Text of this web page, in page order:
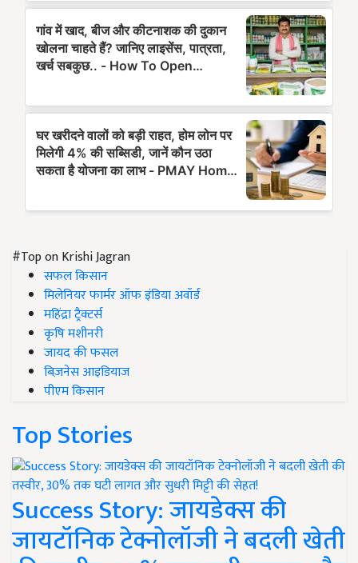
#Top on Krishi Jagran
सफल किसान
मिलेनियर फार्मर ऑफ इंडिया अवॉर्ड
महिंद्रा ट्रैक्टर्स
कृषि मशीनरी
जायद की फसल
बिज़नेस आइडियाज
पीएम किसान
Top Stories
Success Story: जायडेक्स की
जायटॉनिक टेक्नोलॉजी ने बदली खेती